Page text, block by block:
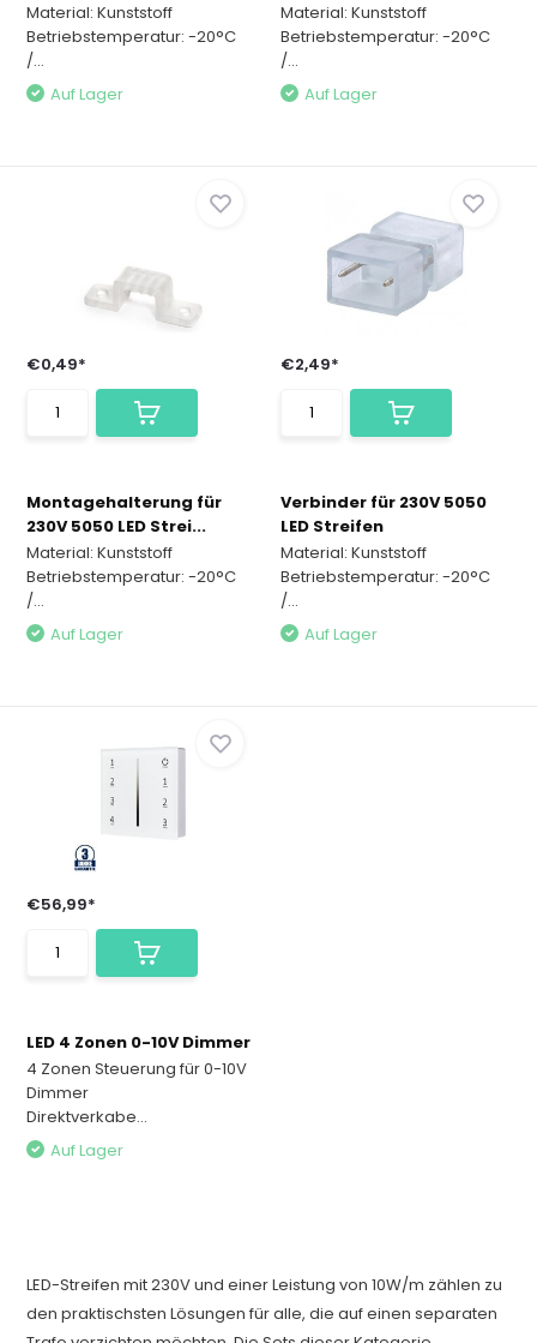
Material: Kunststoff
Betriebstemperatur: -20°C
/...
Auf Lager
Material: Kunststoff
Betriebstemperatur: -20°C
/...
Auf Lager
€0,49*
Montagehalterung für
230V 5050 LED Strei...
Material: Kunststoff
Betriebstemperatur: -20°C
/...
Auf Lager
€2,49*
Verbinder für 230V 5050
LED Streifen
Material: Kunststoff
Betriebstemperatur: -20°C
/...
Auf Lager
€56,99*
LED 4 Zonen 0-10V Dimmer
4 Zonen Steuerung für 0-10V
Dimmer
Direktverkabe...
Auf Lager
LED-Streifen mit 230V und einer Leistung von 10W/m zählen zu
den praktischsten Lösungen für alle, die auf einen separaten